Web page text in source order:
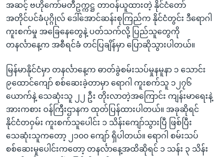
အဆင့် ဗဟိုကော်မတီဥက္ကဋ္ဌ တာဝန်ယူထားတဲ့ နိုင်ငံတော်
အတိုင်ပင်ခံပုဂ္ဂိုလ် ဒေါ်အောင်ဆန်းစုကြည်က နိုင်ငံတွင်း ဒီရောဂါ
ကူးစက်မှု အခြေနေတွေနဲ့ ပတ်သက်လို့ ပြည်သူတွေကို
တနင်္လာနေ့က အစီရင်ခံ တင်ပြချိန်မှာ ပြောဆိုသွားပါတယ်။
မြန်မာနိုင်ငံမှာ တနင်္လာနေ့က ဓာတ်ခွဲစမ်းသပ်မှုနမူနာ ၁ သောင်း
၉ထောင်ကျော် စစ်ဆေးခဲ့တာမှာ ရောဂါ ကူးစက်သူ ၁၂၇၆
ယောက်နဲ့ သေဆုံးသူ ၂၂ ဦး တိုးလာတဲ့အကြောင်း ကျန်းမာရေးနဲ့
အားကစား ဝန်ကြီးဌာနက ထုတ်ပြန်ထားပါတယ်။ အခုဆိုရင်
နိုင်ငံတဝှမ်း ကူးစက်သူပေါင်း ၁ သိန်းကျော်သွားပြီ ဖြစ်ပြီး
သေဆုံးသူကတော့ ၂၁၀၀ ကျော် ရှိပါတယ်။ ရောဂါ စမ်းသပ်
စစ်ဆေးမှုပေါင်းကတော့ တနင်္လာနေ့အထိဆိုရင် ၁ သန်း ၃ သိန်း